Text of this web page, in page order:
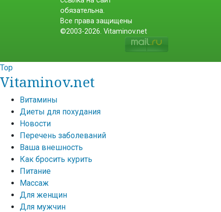
обязательна.
Все права защищены
©2003-2026. Vitaminov.net
Top
Vitaminov.net
Витамины
Диеты для похудания
Новости
Перечень заболеваний
Ваша внешность
Как бросить курить
Питание
Массаж
Для женщин
Для мужчин